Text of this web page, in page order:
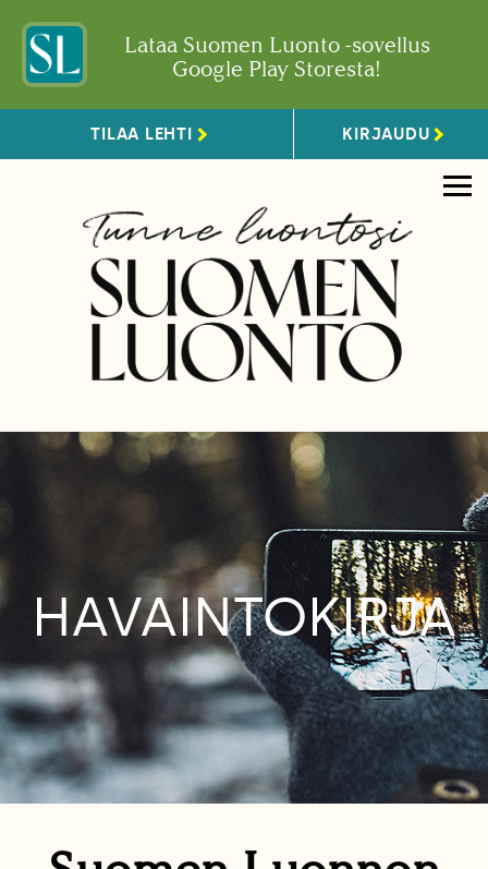
Lataa Suomen Luonto -sovellus
Google Play Storesta!
TILAA LEHTI KIRJAUDU
HAVAINTOKIRJA